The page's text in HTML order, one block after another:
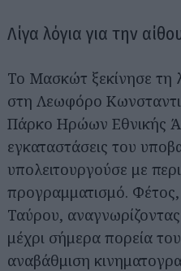
Λίγα λόγια για την
Το Μασκώτ ξεκίνησε τη
στη Λεωφόρο
Πάρκο Ηρώων Εθνικής
εγκαταστάσεις του
υπολειτουργούσε με
προγραμματισμό.
Ταύρου, αναγνωρίζοντας
μέχρι σήμερα πορεία
αναβάθμιση
Αναζήτηση